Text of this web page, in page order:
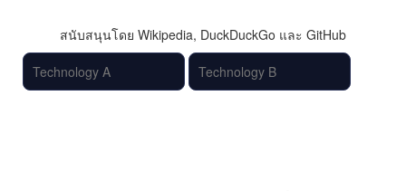
สนับสนุนโดย Wikipedia, DuckDuckGo และ GitHub